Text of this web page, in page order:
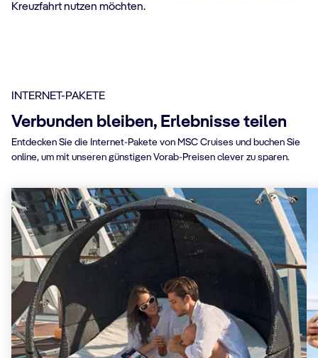
Kreuzfahrt nutzen möchten.
INTERNET-PAKETE
Verbunden bleiben, Erlebnisse teilen
Entdecken Sie die Internet-Pakete von MSC Cruises und buchen Sie
online, um mit unseren günstigen Vorab-Preisen clever zu sparen.